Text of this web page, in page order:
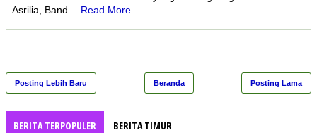
Asrilia, Band… Read More...
Posting Lebih Baru Posting Lama
Beranda
BERITA TERPOPULER BERITA TIMUR